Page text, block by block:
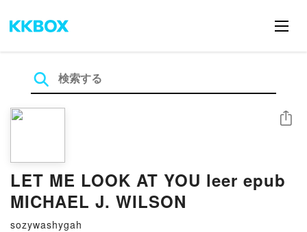
LET ME LOOK AT YOU leer epub
MICHAEL J. WILSON
sozywashygah
シェア